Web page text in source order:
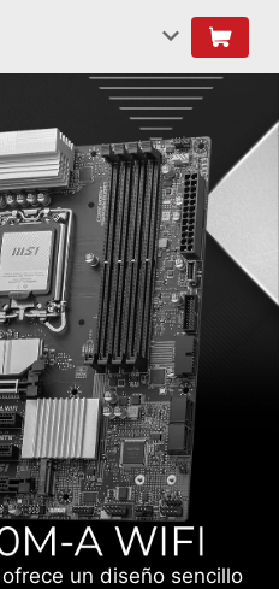
un diseño sencillo